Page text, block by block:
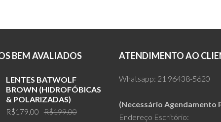
BEM AVALIADOS
LENTES BATWOLF
BROWN (HIDROFÓBICAS
& POLARIZADAS)
R$199.00Original
R$179.00
Current
ATENDIMENTO AO
Whatsapp: 21 96438-5620
(Necessário Agendamento
Endereço Escritório: